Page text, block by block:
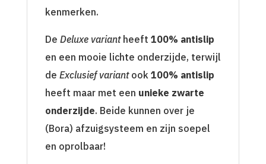
kenmerken.
De Deluxe variantheeft 100% antislip
en een mooie lichte onderzijde, terwijl
de Exclusief variantook 100% antislip
heeft maar met een unieke zwarte
onderzijde. Beide kunnen over je
(Bora) afzuigsysteem en zijn soepel
en oprolbaar!